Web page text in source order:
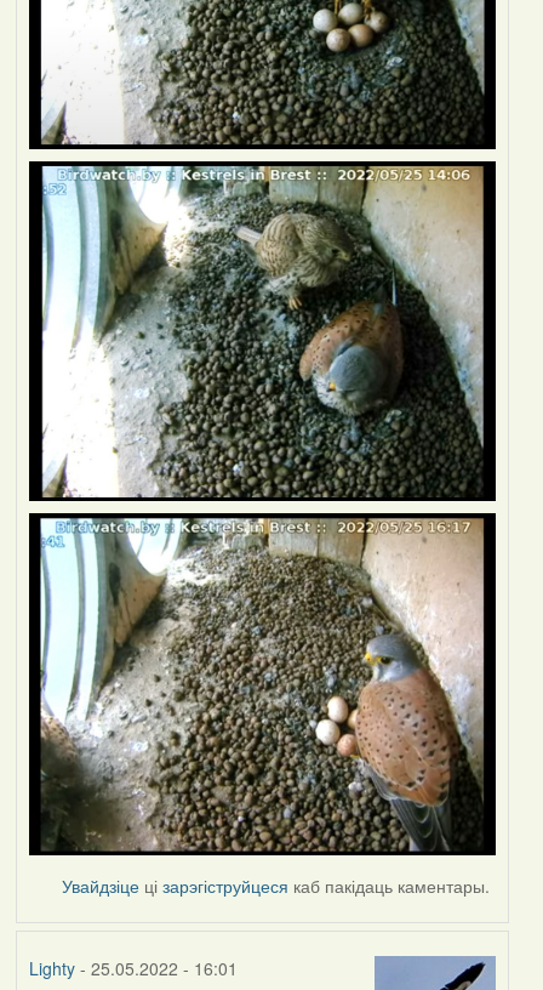
Увайдзіце цізарэгіструйцеся каб пакідаць каментары.
Lighty- 25.05.2022 - 16:01